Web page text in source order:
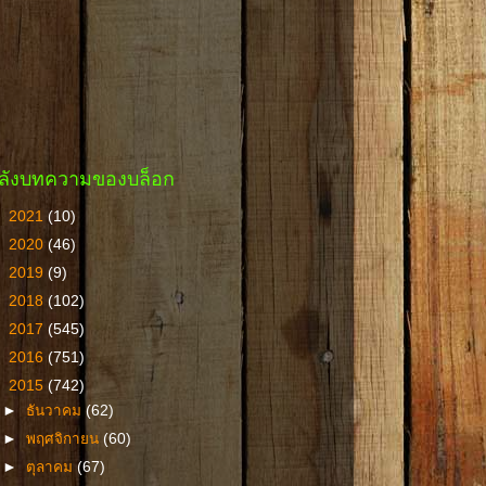
งบทความของบล็อก
2021 (10)
2020 (46)
2019 (9)
2018 (102)
2017 (545)
2016 (751)
2015 (742)
► ธันวาคม(62)
►พฤศจิกายน(60)
► ตุลาคม(67)